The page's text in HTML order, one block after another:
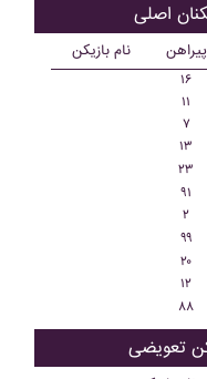
نام بازیکن پیراهن
۱۶
۱۱
۷
۱۳
۲۳
۹۱
۲
۹۹
۲۰
۱۲
۸۸